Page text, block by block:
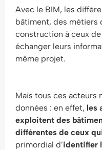
Avec le BIM, les
bâtiment, des métiers
construction à ceux
échanger leurs
même projet.
Mais tous ces acteurs
données : en effet, les
exploitent des
différentes de ceux
primordial d’identifier